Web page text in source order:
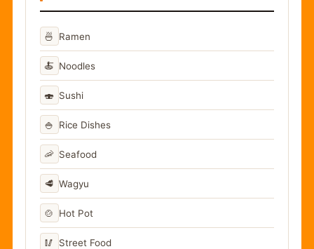
🍜 Ramen
🍝 Noodles
🍣 Sushi
🍚 Rice Dishes
🦐 Seafood
🥩 Wagyu
🍲 Hot Pot
🥢 Street Food